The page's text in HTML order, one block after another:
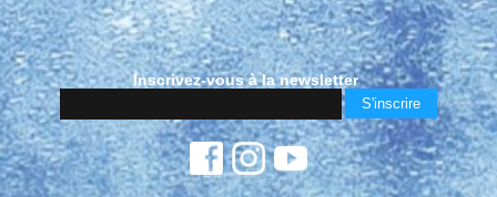
Inscrivez-vous à la newsletter